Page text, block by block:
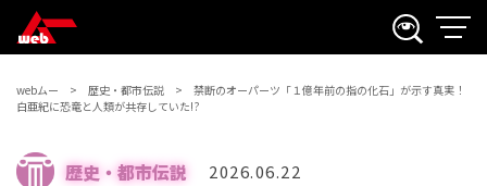
webムー 歴史・都市伝説
禁断のオーパーツ「１億年前の指の化石」が示す真実！
白亜紀に恐竜と人類が共存していた!?
歴史・都市伝説 2026.06.22